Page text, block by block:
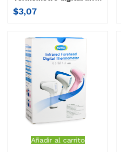
$3,07
Añadir al carrito